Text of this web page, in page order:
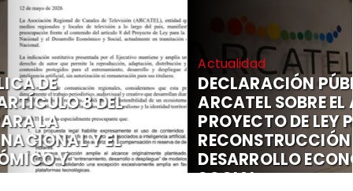
Actualidad
DECLARACIÓN PÚBLICA DE
ARCATEL SOBRE EL ARTÍCULO 8 DEL
PROYECTO DE LEY PARA LA
RECONSTRUCCIÓN NACIONAL Y EL
DESARROLLO ECONÓMICO Y
SOCIAL